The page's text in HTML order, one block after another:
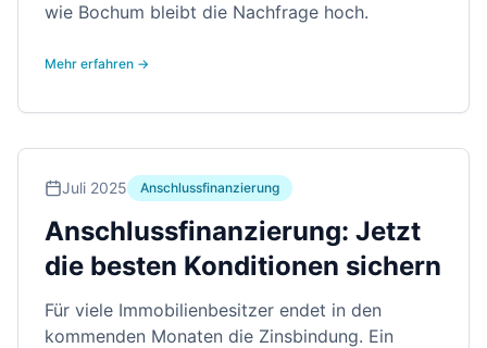
wie Bochum bleibt die Nachfrage hoch.
Mehr erfahren →
Juli 2025 Anschlussfinanzierung
Anschlussfinanzierung: Jetzt
die besten Konditionen sichern
Für viele Immobilienbesitzer endet in den
kommenden Monaten die Zinsbindung. Ein